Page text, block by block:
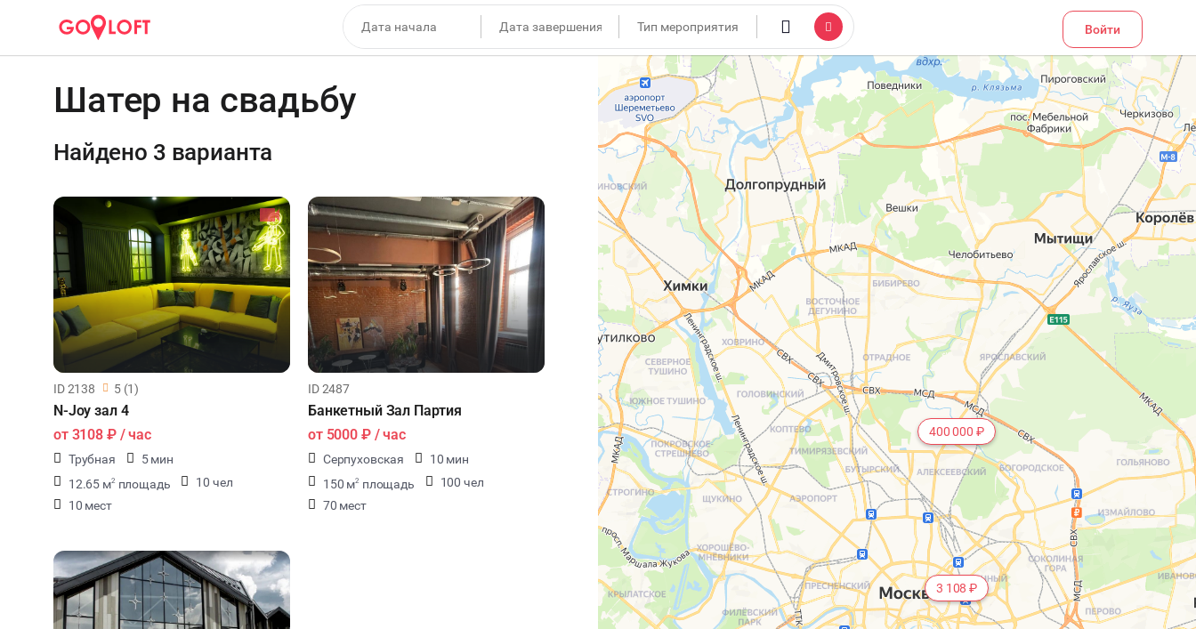
Войти
Шатер на свадьбу
Найдено 3 варианта
ID 2138 5 (1)
N-Joy зал 4
от 3108 ₽/ час
Трубная
5 мин
12.65 м2 площадь
10 чел
10 мест
ID 2487
Банкетный Зал Партия
от 5000 ₽/ час
Серпуховская
10 мин
150 м2 площадь
100 чел
70 мест
400 000 ₽
3 108 ₽